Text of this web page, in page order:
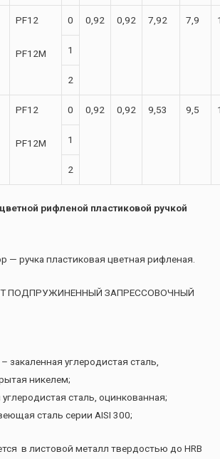
PF12
PF12M
0 0,92 0,92 7,92 7,9
1
2
PF12
PF12M
0 0,92 0,92 9,53 9,5
1
2
рифленой пластиковой ручкой
— ручка пластиковая цветная рифленая.
ПОДПРУЖИНЕННЫЙ ЗАПРЕССОВОЧНЫЙ
закаленная углеродистая сталь,
никелем;
сталь, оцинкованная;
сталь серии AISI 300;
в листовой металл твердостью до HRB